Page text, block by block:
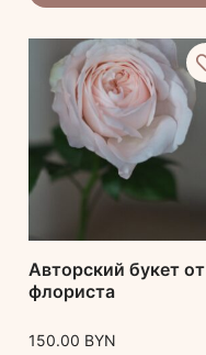
Авторский букет от
флориста
150.00 BYN